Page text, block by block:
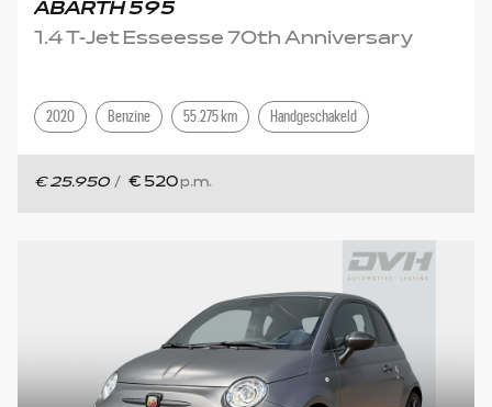
ABARTH 595
1.4 T-Jet Esseesse 70th Anniversary
2020 Benzine 55.275 km Handgeschakeld
€ 25.950 / € 520 p.m.